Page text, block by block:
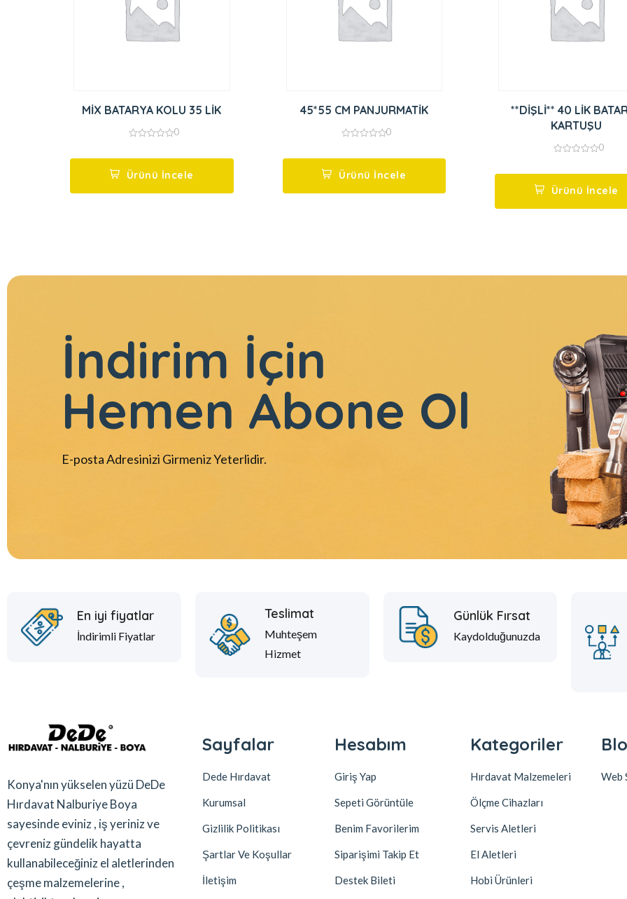
MİX BATARYA KOLU 35 LİK
5
0
Ürünü İncele
45*55 CM PANJURMATİK
5
0
Ürünü İncele
**DİŞLİ** 40 LİK
KARTUŞU
5
0
Ürünü İncele
İndirim İçin
Hemen Abone Ol
E-posta Adresinizi Girmeniz Yeterlidir.
En iyi fiyatlar
İndirimli Fiyatlar
Teslimat
Muhteşem
Hizmet
Günlük Fırsat
Kaydolduğunuzda
Konya'nın yükselen yüzü DeDe
Hırdavat Nalburiye Boya
sayesinde eviniz , iş yeriniz ve
çevreniz gündelik hayatta
kullanabileceğiniz el aletlerinden
çeşme malzemelerine ,
Sayfalar
Dede Hırdavat
Kurumsal
Gizlilik Politikası
Şartlar Ve Koşullar
İletişim
Hesabım
Giriş Yap
Sepeti Görüntüle
Benim Favorilerim
Siparişimi Takip Et
Destek Bileti
Kategoriler
Hırdavat Malzemeleri
Ölçme Cihazları
Servis Aletleri
El Aletleri
Hobi Ürünleri
Web